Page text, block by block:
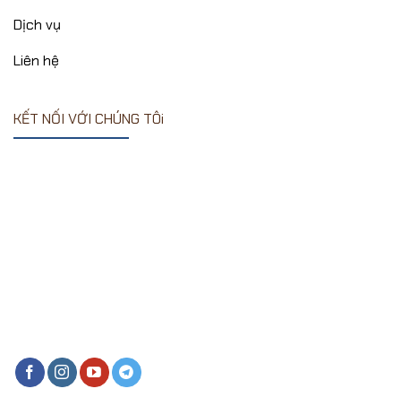
Dịch vụ
Liên hệ
KẾT NỐI VỚI CHÚNG TÔi